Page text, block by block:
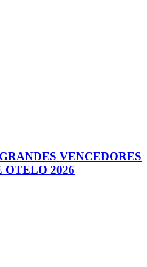
VENCEDORES
OTELO 2026